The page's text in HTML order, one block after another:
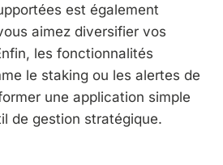
est également
aimez diversifier vos
les fonctionnalités
le staking ou les alertes de
une application simple
de gestion stratégique.